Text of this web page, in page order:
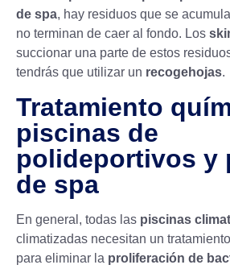
de spa, hay residuos que se
no terminan de caer al fondo. Los
succionar una parte de estos
tendrás que utilizar un recogehojas.
Tratamiento
piscinas de
polideportivos y
de spa
En general, todas las piscinas
climatizadas necesitan un
para eliminar la proliferación de